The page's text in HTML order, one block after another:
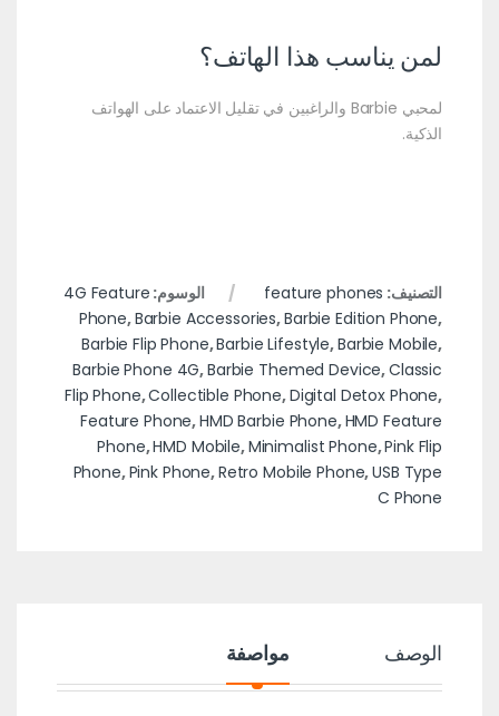
لمن يناسب هذا الهاتف؟
لمحبي Barbie والراغبين في تقليل الاعتماد على الهواتف
الذكية.
التصنيف: feature phones الوسوم: 4G Feature
Phone,Barbie Accessories,Barbie Edition Phone,
Barbie Flip Phone,Barbie Lifestyle,Barbie Mobile,
Barbie Phone 4G,Barbie Themed Device,Classic
Flip Phone,Collectible Phone,Digital Detox Phone,
Feature Phone,HMD Barbie Phone,HMD Feature
Phone,HMD Mobile,Minimalist Phone,Pink Flip
Phone,Pink Phone,Retro Mobile Phone,USB Type
C Phone
الوصف مواصفة